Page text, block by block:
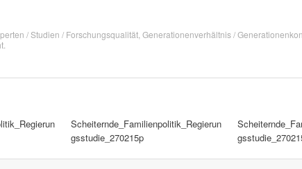
/ Studien / Forschungsqualität Generationenverhältnis /
Scheiternde_Familienpolitik_Regierun
gsstudie_270215p